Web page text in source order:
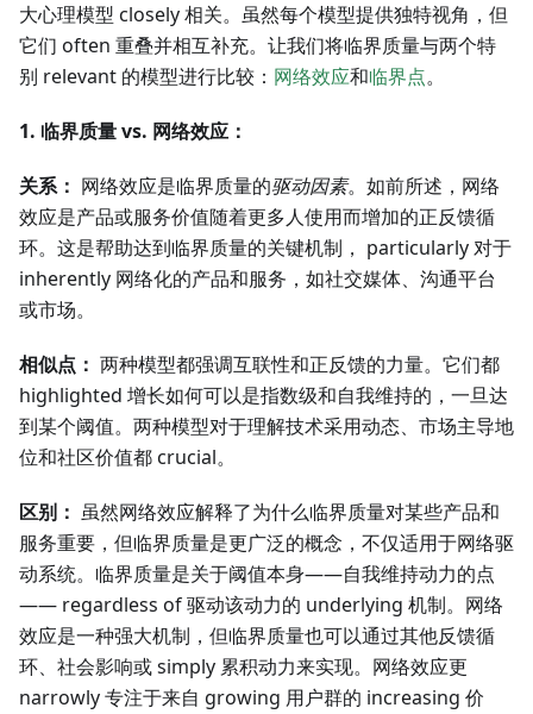
大心理模型 closely 相关。虽然每个模型提供独特视角，但
它们 often 重叠并相互补充。让我们将临界质量与两个特
别 relevant 的模型进行比较： 网络效应和临界点。
1. 临界质量 vs. 网络效应：
关系： 网络效应是临界质量的驱动因素。如前所述，网络
效应是产品或服务价值随着更多人使用而增加的正反馈循
环。这是帮助达到临界质量的关键机制， particularly 对于
inherently 网络化的产品和服务，如社交媒体、沟通平台
或市场。
相似点： 两种模型都强调互联性和正反馈的力量。它们都
highlighted 增长如何可以是指数级和自我维持的，一旦达
到某个阈值。两种模型对于理解技术采用动态、市场主导地
位和社区价值都 crucial。
区别： 虽然网络效应解释了为什么临界质量对某些产品和
服务重要，但临界质量是更广泛的概念，不仅适用于网络驱
动系统。临界质量是关于阈值本身——自我维持动力的点
—— regardless of 驱动该动力的 underlying 机制。网络
效应是一种强大机制，但临界质量也可以通过其他反馈循
环、社会影响或 simply 累积动力来实现。网络效应更
narrowly 专注于来自 growing 用户群的 increasing 价